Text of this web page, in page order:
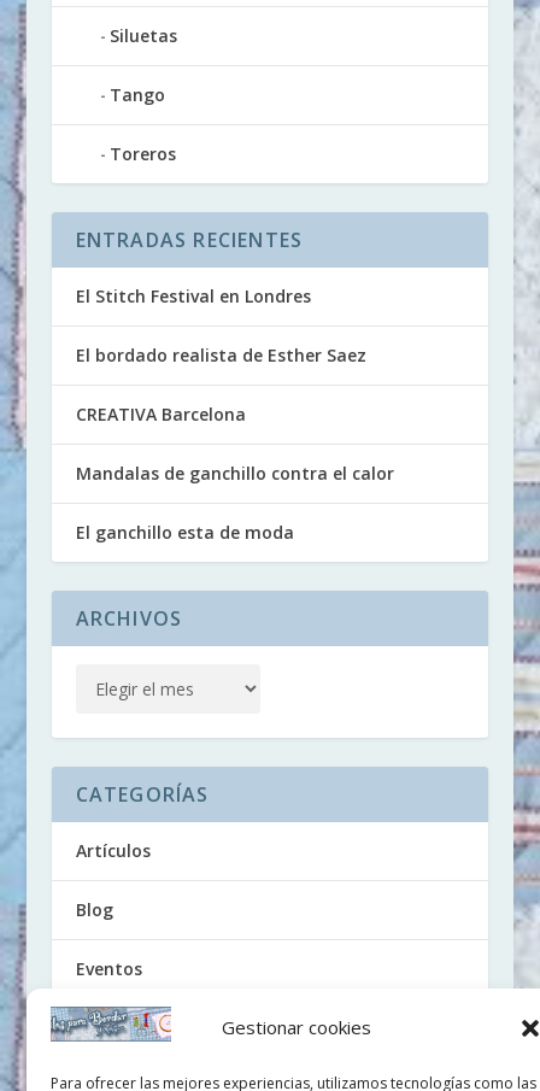
Gestionar cookies
Para ofrecer las mejores experiencias, utilizamos tecnologías como las
Siluetas
Tango
Toreros
ENTRADAS RECIENTES
El Stitch Festival en Londres
El bordado realista de Esther Saez
CREATIVA Barcelona
Mandalas de ganchillo contra el calor
El ganchillo esta de moda
ARCHIVOS
CATEGORÍAS
Artículos
Blog
Eventos
Noticias